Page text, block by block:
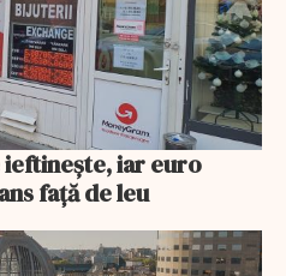
ieftinește, iar euro
faţă de leu